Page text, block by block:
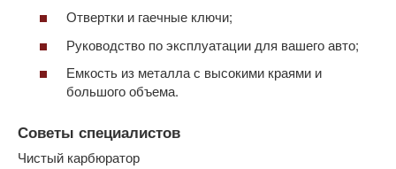
Отвертки и гаечные ключи;
Руководство по эксплуатации для вашего авто;
Емкость из металла с высокими краями и
большого объема.
Советы специалистов
Чистый карбюратор